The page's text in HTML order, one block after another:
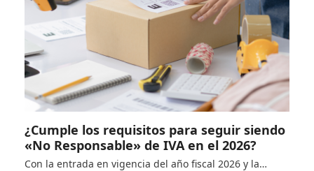
¿Cumple los requisitos para seguir siendo
«No Responsable» de IVA en el 2026?
Con la entrada en vigencia del año fiscal 2026 y la…